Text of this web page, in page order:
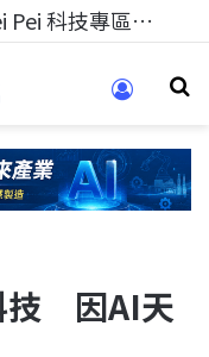
技專區!
技 因AI天